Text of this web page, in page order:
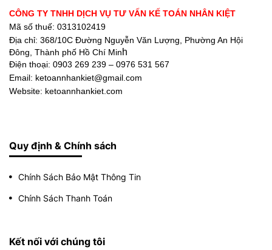
CÔNG TY TNHH DỊCH VỤ TƯ VẤN KẾ TOÁN NHÂN KIỆT
Mã số thuế: 0313102419
Địa chỉ: 368/10C Đường Nguyễn Văn Lượng, Phường An Hội
Đông, Thành phố Hồ Chí Minh
Điện thoại: 0903 269 239 – 0976 531 567
Email: ketoannhankiet@gmail.com
Website: ketoannhankiet.com
Quy định & Chính sách
Chính Sách Bảo Mật Thông Tin
Chính Sách Thanh Toán
Kết nối với chúng tôi